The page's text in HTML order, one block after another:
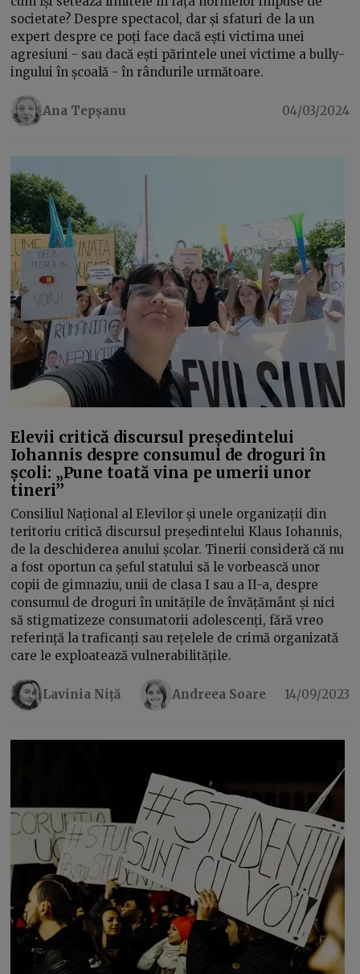
societate? Despre spectacol, dar și sfaturi de la un
expert despre ce poți face dacă ești victima unei
agresiuni - sau dacă ești părintele unei victime a bully-
ingului în școală - în rândurile următoare.
Ana Tepșanu 04/03/2024
Elevii critică discursul președintelui
Iohannis despre consumul de droguri în
școli: „Pune toată vina pe umerii unor
tineri’’
Consiliul Național al Elevilor și unele organizații din
teritoriu critică discursul președintelui Klaus Iohannis,
de la deschiderea anului școlar. Tinerii consideră că nu
a fost oportun ca șeful statului să le vorbească unor
copii de gimnaziu, unii de clasa I sau a II-a, despre
consumul de droguri în unitățile de învățământ și nici
să stigmatizeze consumatorii adolescenți, fără vreo
referință la traficanți sau rețelele de crimă organizată
care le exploatează vulnerabilitățile.
Lavinia Niță Andreea Soare 14/09/2023